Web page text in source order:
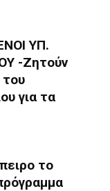
ΥΠ.
-Ζητούν
για τα
το